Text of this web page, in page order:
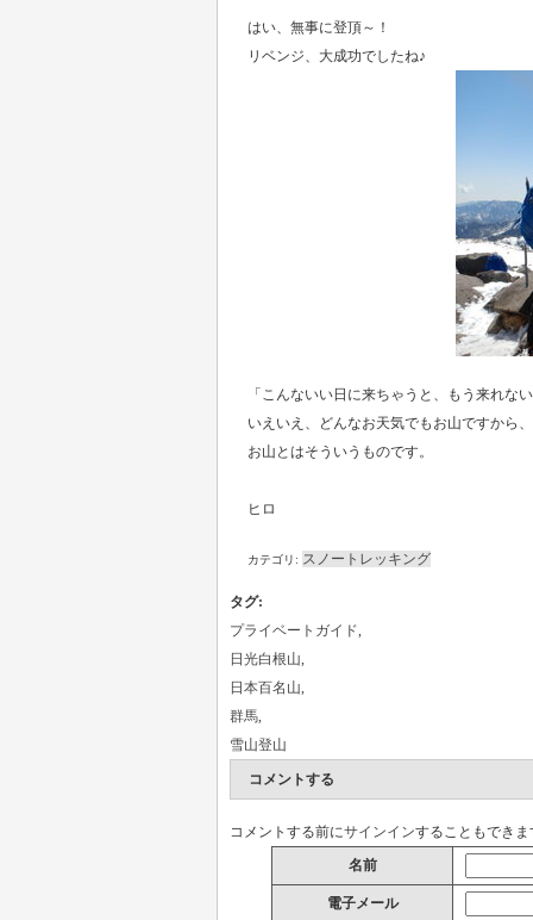
はい、無事に登頂～！
リベンジ、大成功でしたね♪
「こんないい日に来ちゃうと、もう来れな
いえいえ、どんなお天気でもお山ですから
お山とはそういうものです。
ヒロ
カテゴリ: スノートレッキング
タグ:
プライベートガイド,
日光白根山,
日本百名山,
群馬,
雪山登山
コメントする
コメントする前にサインインすることもできま
名前
電子メール